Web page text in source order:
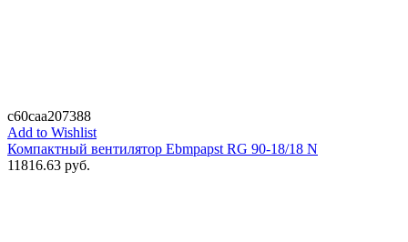
c60caa207388
Add to Wishlist
Компактный вентилятор Ebmpapst RG 90-18/18 N
11816.63 руб.